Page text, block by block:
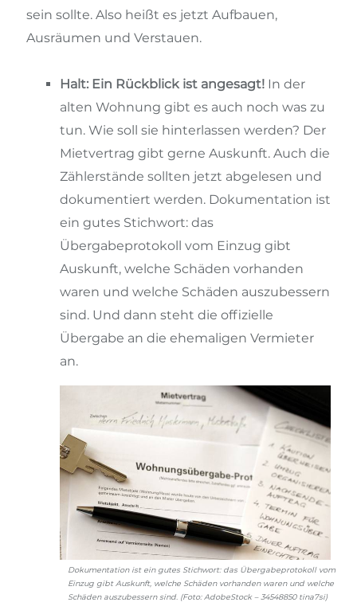
sein sollte. Also heißt es jetzt Aufbauen,
Ausräumen und Verstauen.
Halt: Ein Rückblick ist angesagt! In der
alten Wohnung gibt es auch noch was zu
tun. Wie soll sie hinterlassen werden? Der
Mietvertrag gibt gerne Auskunft. Auch die
Zählerstände sollten jetzt abgelesen und
dokumentiert werden. Dokumentation ist
ein gutes Stichwort: das
Übergabeprotokoll vom Einzug gibt
Auskunft, welche Schäden vorhanden
waren und welche Schäden auszubessern
sind. Und dann steht die offizielle
Übergabe an die ehemaligen Vermieter
an.
Dokumentation ist ein gutes Stichwort: das Übergabeprotokoll vom
Einzug gibt Auskunft, welche Schäden vorhanden waren und welche
Schäden auszubessern sind. (Foto: AdobeStock – 34548850 tina7si)